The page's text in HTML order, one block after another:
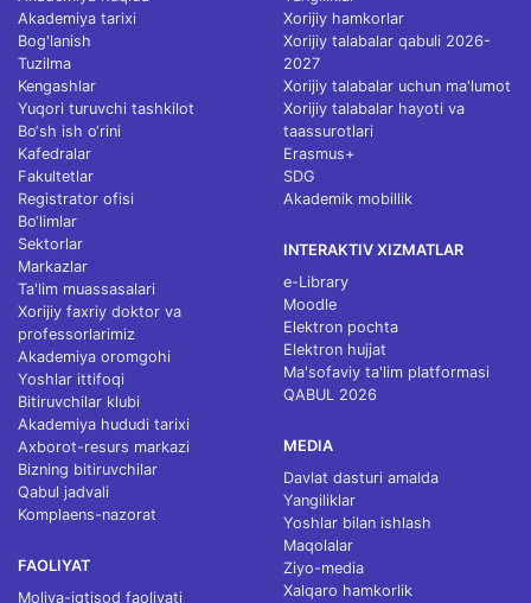
Akademiya tarixi
Bog'lanish
Tuzilma
Kengashlar
Yuqori turuvchi tashkilot
Bo‘sh ish o‘rini
Kafedralar
Fakultetlar
Registrator ofisi
Bo‘limlar
Sektorlar
Markazlar
Ta'lim muassasalari
Xorijiy faxriy doktor va
professorlarimiz
Akademiya oromgohi
Yoshlar ittifoqi
Bitiruvchilar klubi
Akademiya hududi tarixi
Axborot-resurs markazi
Bizning bitiruvchilar
Qabul jadvali
Komplaens-nazorat
FAOLIYAT
Moliya-iqtisod faoliyati
Xorijiy hamkorlar
Xorijiy talabalar qabuli 2026-
2027
Xorijiy talabalar uchun ma'lumot
Xorijiy talabalar hayoti va
taassurotlari
Erasmus+
SDG
Akademik mobillik
INTERAKTIV XIZMATLAR
e-Library
Moodle
Elektron pochta
Elektron hujjat
Ma'sofaviy ta'lim platformasi
QABUL 2026
MEDIA
Davlat dasturi amalda
Yangiliklar
Yoshlar bilan ishlash
Maqolalar
Ziyo-media
Xalqaro hamkorlik